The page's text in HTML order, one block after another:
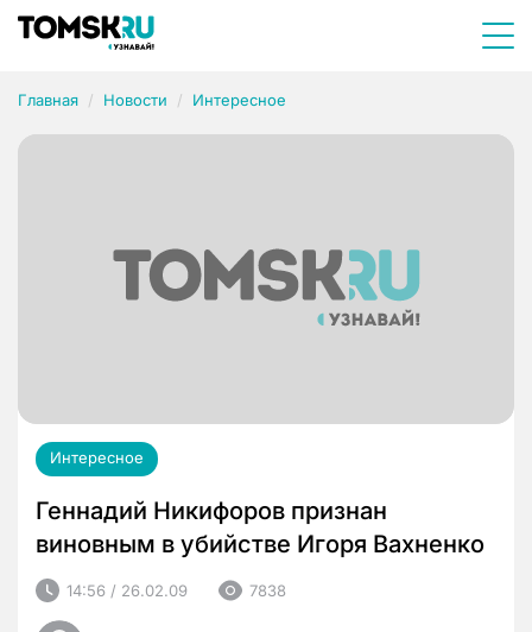
Главная Новости Интересное
Интересное
Геннадий Никифоров признан
виновным в убийстве Игоря Вахненко
14:56 / 26.02.09 7838